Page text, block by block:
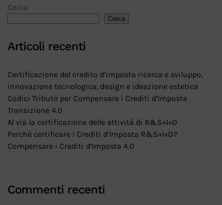
Cerca
Cerca
Articoli recenti
Certificazione del credito d’imposta ricerca e sviluppo,
innovazione tecnologica, design e ideazione estetica
Codici Tributo per Compensare i Crediti d’Imposta
Transizione 4.0
Al via la certificazione delle attività di R&S+I+D
Perché certificare i Crediti d’Imposta R&S+I+D?
Compensare i Crediti d’Imposta 4.0
Commenti recenti